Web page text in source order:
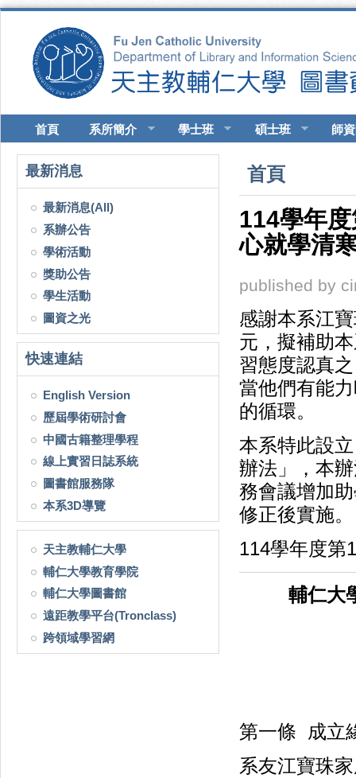
首頁 系所簡介 學士班 碩士班 師
最新消息
最新消息(All)
系辦公告
學術活動
獎助公告
學生活動
圖資之光
快速連結
English Version
歷屆學術研討會
中國古籍整理學程
線上實習日誌系統
圖書館服務隊
本系3D導覽
天主教輔仁大學
輔仁大學教育學院
輔仁大學圖書館
遠距教學平台(Tronclass)
跨領域學習網
您在這裡
首頁
114學年
心就學清
published by
感謝本系江
元，擬補助
習態度認真
當他們有能
的循環。
本系特此設
辦法」，本
務會議增加
修正後實施。
114學年度第
輔仁大
第一條 成立
系友江寶珠